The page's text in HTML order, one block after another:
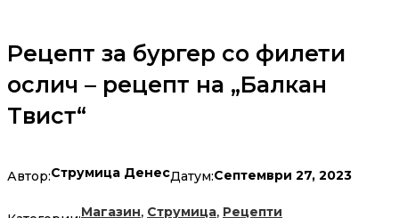
Рецепт за бургер со филети
ослич – рецепт на „Балкан
Твист“
Автор:Струмица ДенесДатум:Септември 27, 2023
Магазин, Струмица, Рецепти